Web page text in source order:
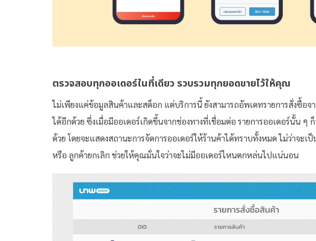
ตรวจสอบทุกออเดอร์ในที่เดียว รวบรวมทุกยอดขายไว้ให้คุณ
ไม่เพียงแค่ข้อมูลสินค้าและสต็อก แต่บริการนี้ ยังสามารถอัพเดทรายการสั่งซื้อจ
ได้อีกด้วย ซึ่งเมื่อมีออเดอร์เกิดขึ้นจากช่องทางที่เชื่อมต่อ รายการออเดอร์นั้น ๆ
ด้วย โดยจะแสดงสถานะการจัดการออเดอร์ให้ร้านค้าได้ทราบทั้งหมด ไม่ว่าจะเป็
หรือ ลูกค้ายกเลิก ช่วยให้คุณมั่นใจว่าจะไม่มีออเดอร์ไหนตกหล่นไปแน่นอน